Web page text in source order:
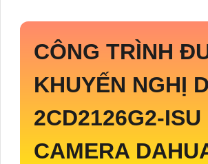
CÔNG TRÌNH
KHUYẾN NGHỊ
2CD2126G2-ISU
CAMERA